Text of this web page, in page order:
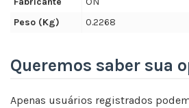
Peso (Kg)
0.2268
Queremos saber sua
Apenas usuários registrados